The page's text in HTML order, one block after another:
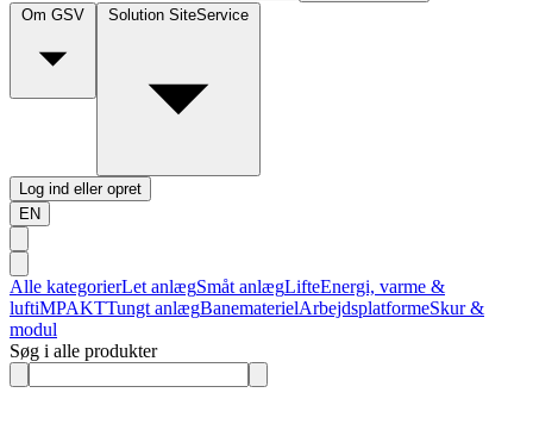
Om GSV Solution SiteService
Log ind eller opret
EN
Alle kategorierLet anlægSmåt anlægLifteEnergi, varme &
luftiMPAKTTungt anlægBanematerielArbejdsplatformeSkur &
modul
Søg i alle produkter